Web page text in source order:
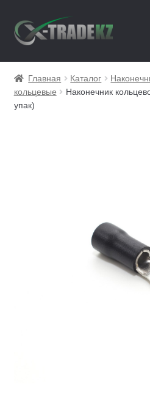
Перейти
к
Перейти
к
Главная
Каталог
Главная Каталог
кольцевые
Наконечник
упак)